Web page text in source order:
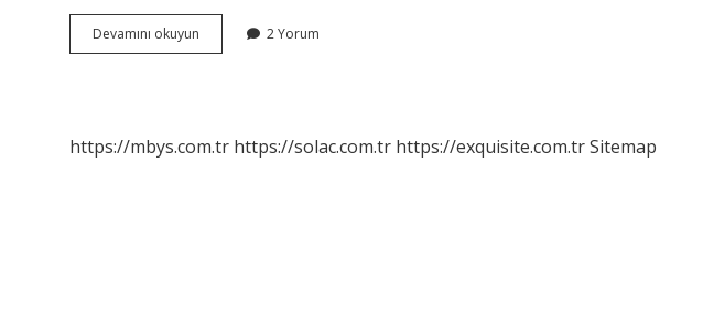
Devamını okuyun
Kıyma
2 Yorum
https://mbys.com.tr https://solac.com.tr https://exquisite.com.trSitemap